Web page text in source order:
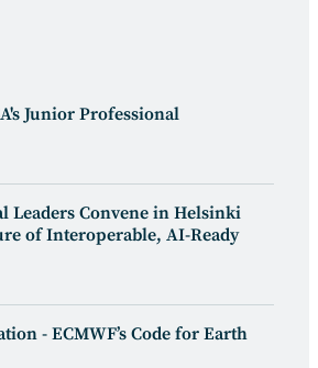
Junior Professional
Leaders Convene in Helsinki
of Interoperable, AI-Ready
- ECMWF’s Code for Earth